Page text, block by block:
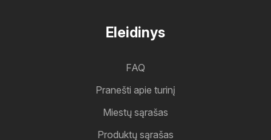
Eleidinys
FAQ
Pranešti apie turinį
Miestų sąrašas
Produktų sąrašas